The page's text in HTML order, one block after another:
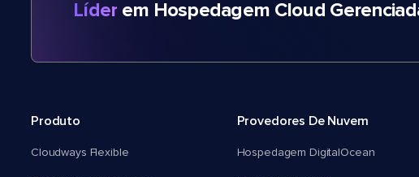
Líder em Hospedagem Cloud
Produto
Cloudways Flexible
Provedores De Nuvem
Hospedagem DigitalOcean